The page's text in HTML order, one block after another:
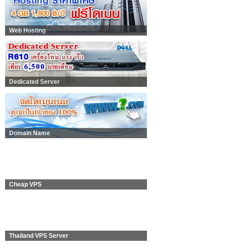
Web Hosting
Dedicated Server
Domain Name
Cheap VPS
Thailand VPS Server